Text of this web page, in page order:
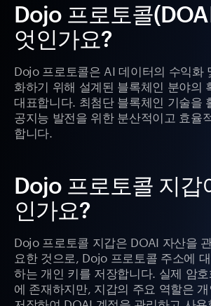
Dojo 프로토콜
엇인가요?
Dojo 프로토콜은 AI 데이터의 수익화
화하기 위해 설계된 블록체인 분야의
대표합니다. 최첨단 블록체인 기술을
공지능 발전을 위한 분산적이고 효율
합니다.
Dojo 프로토콜 지갑
인가요?
Dojo 프로토콜 지갑은 DOAI 자산을
요한 것으로, Dojo 프로토콜 주소에
하는 개인 키를 저장합니다. 실제 암
에 존재하지만, 지갑의 주요 역할은